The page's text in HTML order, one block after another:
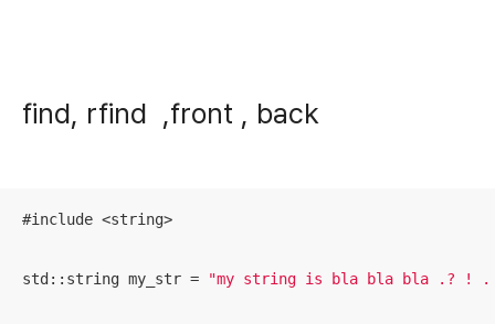
find, rfind ,front , back
#include <string>
std::string my_str = "my string is bla bla bla .? ! . .